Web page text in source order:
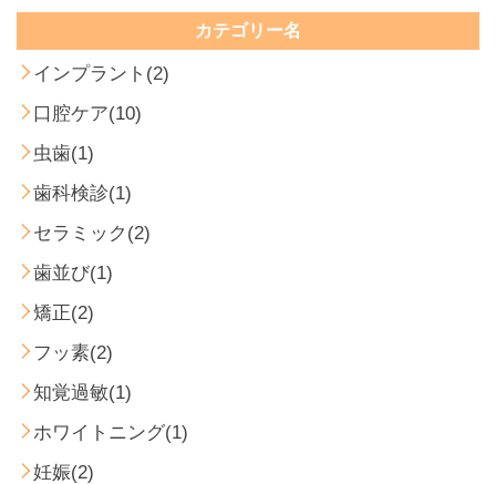
カテゴリー名
インプラント(2)
口腔ケア(10)
虫歯(1)
歯科検診(1)
セラミック(2)
歯並び(1)
矯正(2)
フッ素(2)
知覚過敏(1)
ホワイトニング(1)
妊娠(2)